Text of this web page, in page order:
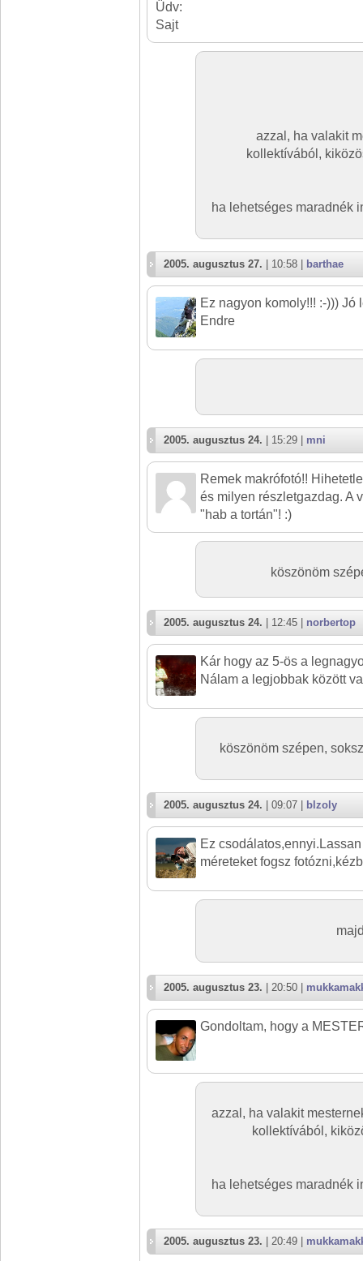
Üdv:
Sajt
azzal, ha valakit
kollektívából,
ha lehetséges maradnék
2005. augusztus 27. | 10:58 | barthae
Ez nagyon komoly!!! :-))) Jó
Endre
2005. augusztus 24. | 15:29 | mni
Remek makrófotó!!
és milyen részletgazdag. A
"hab a tortán"! :)
köszönöm
2005. augusztus 24. | 12:45 | norbertop
Kár hogy az 5-ös a
Nálam a legjobbak között
köszönöm szépen,
2005. augusztus 24. | 09:07 | blzoly
Ez
méreteket fogsz
2005. augusztus 23. | 20:50 |
Gondoltam, hogy a
azzal, ha valakit
kollektívából,
ha lehetséges maradnék
2005. augusztus 23. | 20:49 |